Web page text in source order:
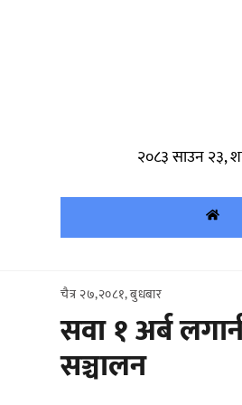
२०८३ साउन २३,
चैत्र २७,२०८१, बुधबार
सवा १ अर्ब
सञ्चालन